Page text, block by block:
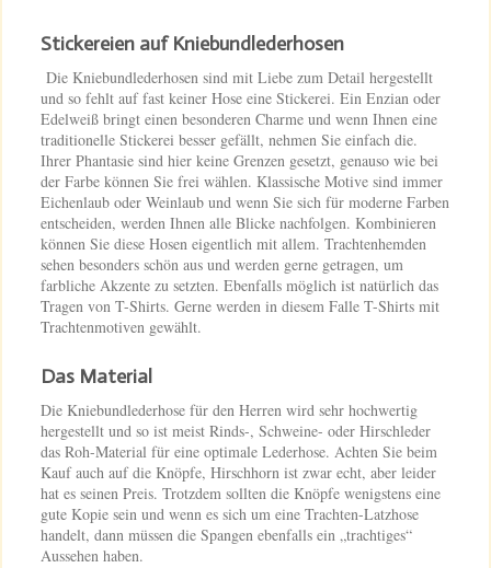
Stickereien auf Kniebundlederhosen
Die Kniebundlederhosen sind mit Liebe zum Detail hergestellt
und so fehlt auf fast keiner Hose eine Stickerei. Ein Enzian oder
Edelweiß bringt einen besonderen Charme und wenn Ihnen eine
traditionelle Stickerei besser gefällt, nehmen Sie einfach die.
Ihrer Phantasie sind hier keine Grenzen gesetzt, genauso wie bei
der Farbe können Sie frei wählen. Klassische Motive sind immer
Eichenlaub oder Weinlaub und wenn Sie sich für moderne Farben
entscheiden, werden Ihnen alle Blicke nachfolgen. Kombinieren
können Sie diese Hosen eigentlich mit allem. Trachtenhemden
sehen besonders schön aus und werden gerne getragen, um
farbliche Akzente zu setzten. Ebenfalls möglich ist natürlich das
Tragen von T-Shirts. Gerne werden in diesem Falle T-Shirts mit
Trachtenmotiven gewählt.
Das Material
Die Kniebundlederhose für den Herren wird sehr hochwertig
hergestellt und so ist meist Rinds-, Schweine- oder Hirschleder
das Roh-Material für eine optimale Lederhose. Achten Sie beim
Kauf auch auf die Knöpfe, Hirschhorn ist zwar echt, aber leider
hat es seinen Preis. Trotzdem sollten die Knöpfe wenigstens eine
gute Kopie sein und wenn es sich um eine Trachten-Latzhose
handelt, dann müssen die Spangen ebenfalls ein „trachtiges“
Aussehen haben.